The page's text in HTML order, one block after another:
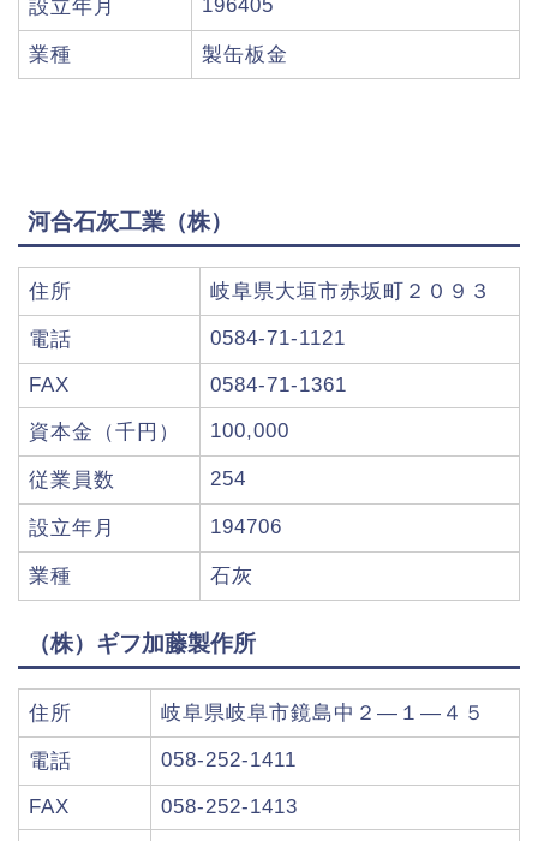
設立年月 196405
業種 製缶板金
河合石灰工業（株）
住所 岐阜県大垣市赤坂町２０９３
電話 0584-71-1121
FAX 0584-71-1361
資本金（千円） 100,000
従業員数 254
設立年月 194706
業種 石灰
（株）ギフ加藤製作所
住所 岐阜県岐阜市鏡島中２―１―４５
電話 058-252-1411
FAX 058-252-1413